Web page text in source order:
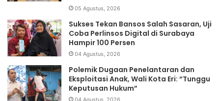
05 Agustus, 2026
Sukses Tekan Bansos Salah Sasaran, Uji
Coba Perlinsos Digital di Surabaya
Hampir 100 Persen
04 Agustus, 2026
Polemik Dugaan Penelantaran dan
Eksploitasi Anak, Wali Kota Eri: “Tunggu
Keputusan Hukum”
04 Agustus, 2026